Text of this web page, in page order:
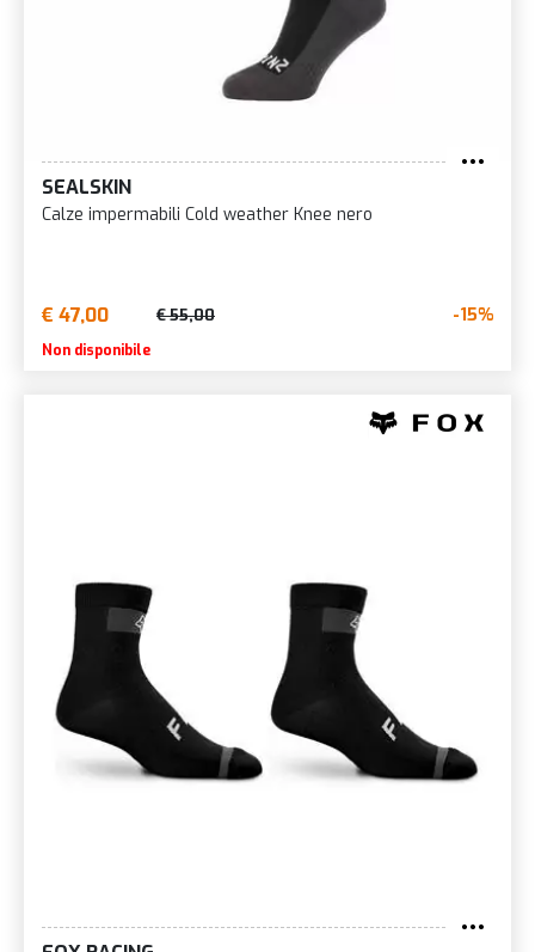
SEALSKIN
Calze impermabili Cold weather Knee nero
€ 47,00 € 55,00 -15%
Non disponibile